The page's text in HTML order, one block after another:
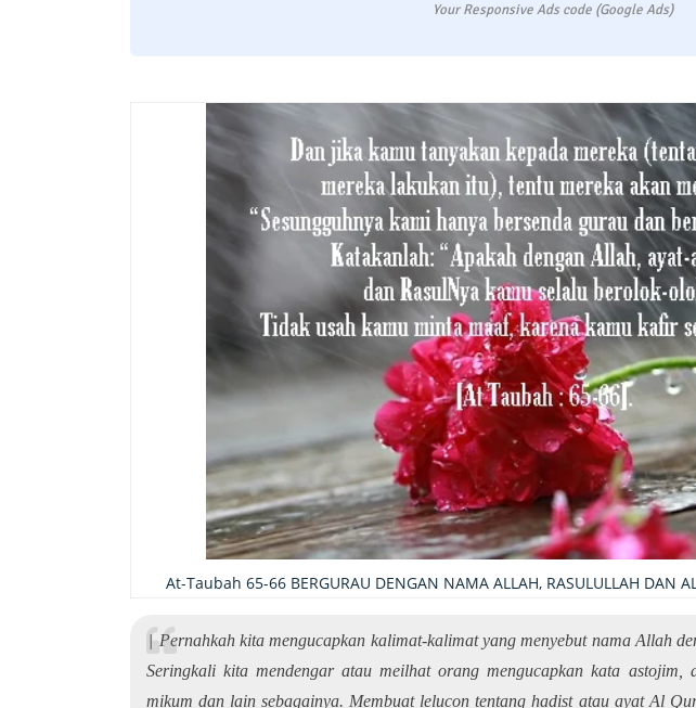
Your Responsive Ads code (Google Ads)
At-Taubah 65-66 BERGURAU DENGAN NAMA ALLAH, RASULULLAH
|Pernahkah kita mengucapkan kalimat-kalimat yang menyebut nama Allah
Seringkali kita mendengar atau meilhat orang mengucapkan kata
mikum dan lain sebagainya. Membuat lelucon tentang hadist atau ayat Al